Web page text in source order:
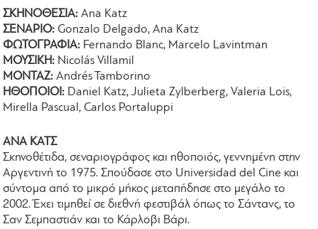
ΣΚΗΝΟΘΕΣΙΑ:Ana Katz
ΣΕΝΑΡΙΟ: Gonzalo Delgado, Ana Katz
ΦΩΤΟΓΡΑΦΙΑ: Fernando Blanc, Marcelo Lavintman
ΜΟΥΣΙΚΗ: Nicolás Villamil
ΜΟΝΤΑΖ:Andrés Tamborino
ΗΘΟΠΟΙΟΙ: Daniel Katz, Julieta Zylberberg, Valeria Lois,
Mirella Pascual, Carlos Portaluppi
ΑΝΑ ΚΑΤΣ
Σκηνοθέτιδα, σεναριογράφος και ηθοποιός, γεννημένη στην
Αργεντινή το 1975. Σπούδασε στο Universidad del Cine και
σύντομα από το μικρό μήκος μεταπήδησε στο μεγάλο το
2002. Έχει τιμηθεί σε διεθνή φεστιβάλ όπως το Σάντανς, το
Σαν Σεμπαστιάν και το Κάρλοβι Βάρι.